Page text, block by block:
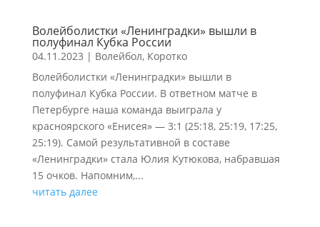
Волейболистки «Ленинградки» вышли в
полуфинал Кубка России
04.11.2023 | Волейбол, Коротко
Волейболистки «Ленинградки» вышли в
полуфинал Кубка России. В ответном матче в
Петербурге наша команда выиграла у
красноярского «Енисея» — 3:1 (25:18, 25:19, 17:25,
25:19). Самой результативной в составе
«Ленинградки» стала Юлия Кутюкова, набравшая
15 очков. Напомним,...
читать далее